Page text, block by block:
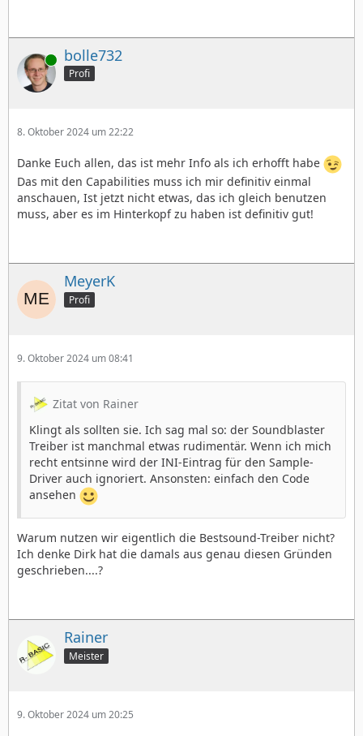
Online bolle732
Profi
8. Oktober 2024 um 22:22
Danke Euch allen, das ist mehr Info als ich erhofft habe
Das mit den Capabilities muss ich mir definitiv einmal
anschauen, Ist jetzt nicht etwas, das ich gleich benutzen
muss, aber es im Hinterkopf zu haben ist definitiv gut!
MeyerK
Profi
9. Oktober 2024 um 08:41
Zitat von Rainer
Klingt als sollten sie. Ich sag mal so: der Soundblaster
Treiber ist manchmal etwas rudimentär. Wenn ich mich
recht entsinne wird der INI-Eintrag für den Sample-
Driver auch ignoriert. Ansonsten: einfach den Code
ansehen
Warum nutzen wir eigentlich die Bestsound-Treiber nicht?
Ich denke Dirk hat die damals aus genau diesen Gründen
geschrieben....?
Rainer
Meister
9. Oktober 2024 um 20:25